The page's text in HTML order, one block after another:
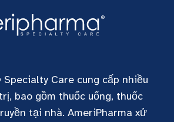
Care cung cấp nhiều
bao gồm thuốc uống, thuốc
tại nhà. AmeriPharma xử